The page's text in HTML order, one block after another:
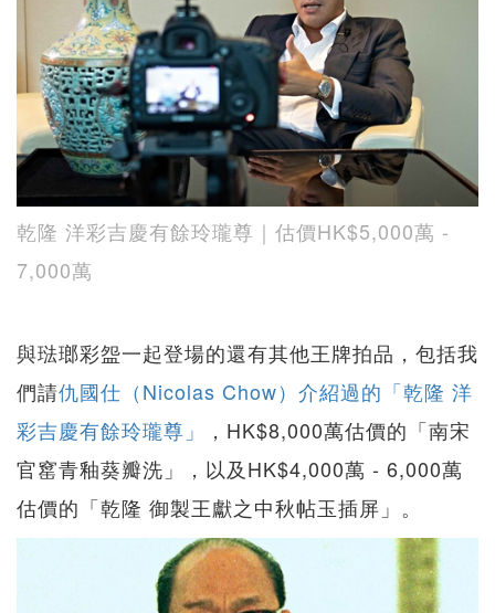
乾隆 洋彩吉慶有餘玲瓏尊｜估價HK$5,000萬 -
7,000萬
與琺瑯彩盌一起登場的還有其他王牌拍品，包括我
們請仇國仕（Nicolas Chow）介紹過的「乾隆 洋
彩吉慶有餘玲瓏尊」
，HK$8,000萬估價的「南宋
官窰青釉葵瓣洗」，以及HK$4,000萬 - 6,000萬
估價的「乾隆 御製王獻之中秋帖玉插屏」。